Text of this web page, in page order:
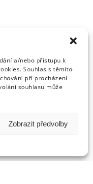
a/nebo přístupu k
Souhlas s těmito
při procházení
souhlasu může
Zobrazit předvolby